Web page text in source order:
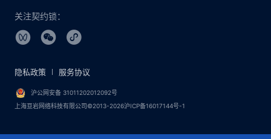
关注契约锁：
沪公网安备 31011202012092号
上海亘岩网络科技有限公司©2013-2026沪ICP备16017144号-1
隐私政策 服务协议